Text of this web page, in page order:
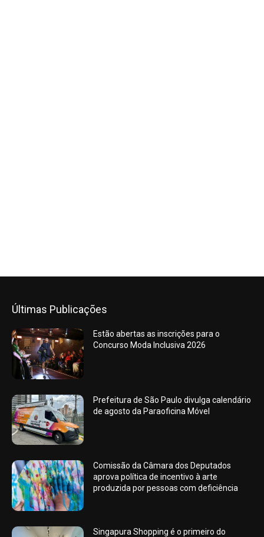
Últimas Publicações
Estão abertas as inscrições para o
Concurso Moda Inclusiva 2026
Prefeitura de São Paulo divulga calendário
de agosto da Paraoficina Móvel
Comissão da Câmara dos Deputados
aprova política de incentivo à arte
produzida por pessoas com deficiência
Singapura Shopping é o primeiro do